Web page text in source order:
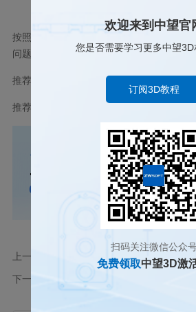
按照上述步骤操作，我们就可以在
建模
问题啦，以上就是本篇文章的全部内容，希
推荐阅读：
推荐阅读：
上一篇 3D建模软件怎么隐藏切换基
下一篇 3D建模软件如何移动LCS坐标
欢迎来到中望官
您是否需要学习更多中望3D
订阅3D教程
扫码关注微信公众
免费领取中望3D激